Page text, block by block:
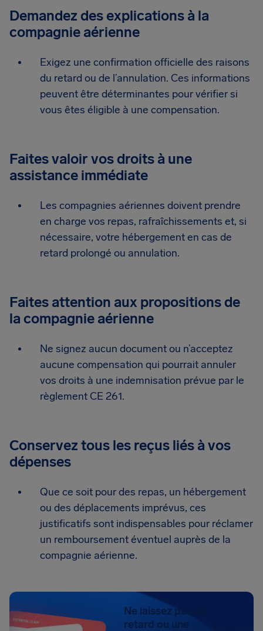
Demandez des explications à la
compagnie aérienne
Exigez une confirmation officielle des raisons
du retard ou de l’annulation. Ces informations
peuvent être déterminantes pour vérifier si
vous êtes éligible à une compensation.
Faites valoir vos droits à une
assistance immédiate
Les compagnies aériennes doivent prendre
en charge vos repas, rafraîchissements et, si
nécessaire, votre hébergement en cas de
retard prolongé ou annulation.
Faites attention aux propositions de
la compagnie aérienne
Ne signez aucun document ou n’acceptez
aucune compensation qui pourrait annuler
vos droits à une indemnisation prévue par le
règlement CE 261.
Conservez tous les reçus liés à vos
dépenses
Que ce soit pour des repas, un hébergement
ou des déplacements imprévus, ces
justificatifs sont indispensables pour réclamer
un remboursement éventuel auprès de la
compagnie aérienne.
Ne laissez pas un
retard ou une